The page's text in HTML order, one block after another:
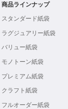
商品ラインナップ
スタンダード紙袋
ラグジュアリー紙袋
バリュー紙袋
モノトーン紙袋
プレミアム紙袋
クラフト紙袋
フルオーダー紙袋